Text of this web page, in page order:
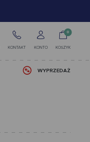
KONTAKT KONTO
0
KOSZYK
WYPRZEDAŻ